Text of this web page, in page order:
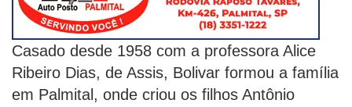
Casado desde 1958 com a professora Alice
Ribeiro Dias, de Assis, Bolivar formou a família
em Palmital, onde criou os filhos Antônio